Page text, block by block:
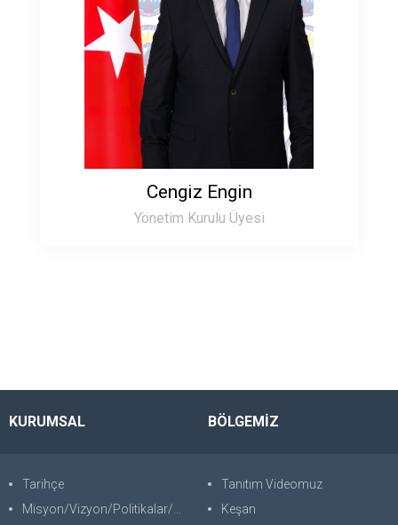
Cengiz Engin
Yönetim Kurulu Üyesi
KURUMSAL
Tarihçe
Misyon/Vizyon/Politikalar/SWOT
BÖLGEMİZ
Tanıtım Videomuz
Keşan